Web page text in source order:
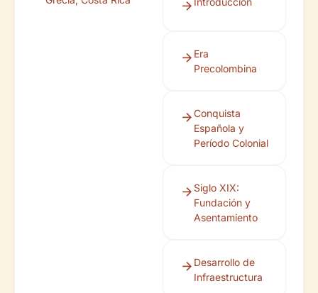
Era
Precolombina
Conquista
Española y
Período Colonial
Siglo XIX:
Fundación y
Asentamiento
Desarrollo de
Infraestructura